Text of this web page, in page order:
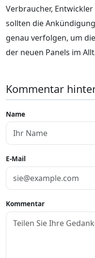
Verbraucher,
sollten die
genau verfolgen, um
der neuen Panels im
Kommentar
Name
E-Mail
Kommentar